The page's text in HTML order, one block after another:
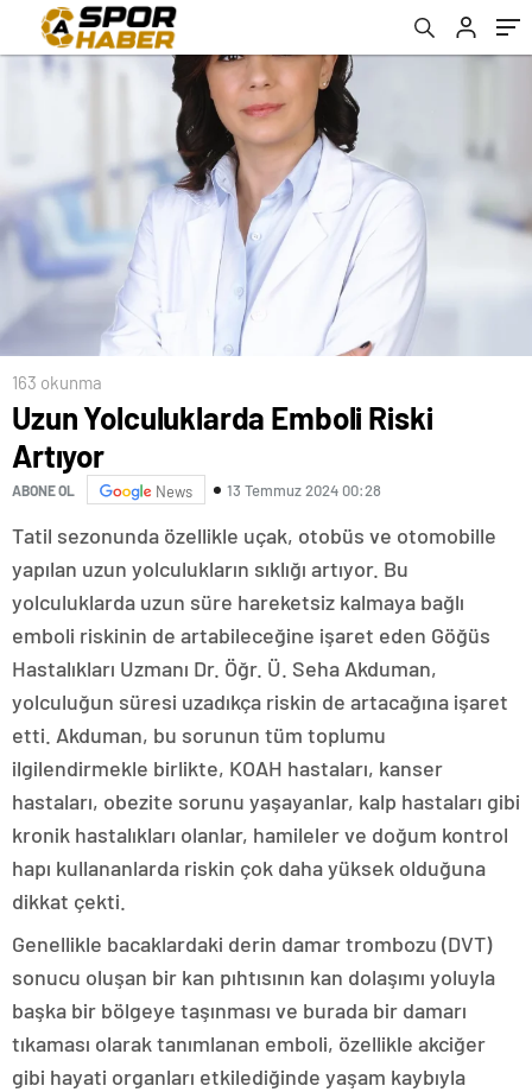
163 okunma
Uzun Yolculuklarda Emboli Riski
Artıyor
ABONE OL News 13 Temmuz 2024 00:28
Tatil sezonunda özellikle uçak, otobüs ve otomobille
yapılan uzun yolculukların sıklığı artıyor. Bu
yolculuklarda uzun süre hareketsiz kalmaya bağlı
emboli riskinin de artabileceğine işaret eden Göğüs
Hastalıkları Uzmanı Dr. Öğr. Ü. Seha Akduman,
yolculuğun süresi uzadıkça riskin de artacağına işaret
etti. Akduman, bu sorunun tüm toplumu
ilgilendirmekle birlikte, KOAH hastaları, kanser
hastaları, obezite sorunu yaşayanlar, kalp hastaları gibi
kronik hastalıkları olanlar, hamileler ve doğum kontrol
hapı kullananlarda riskin çok daha yüksek olduğuna
dikkat çekti.
Genellikle bacaklardaki derin damar trombozu (DVT)
sonucu oluşan bir kan pıhtısının kan dolaşımı yoluyla
başka bir bölgeye taşınması ve burada bir damarı
tıkaması olarak tanımlanan emboli, özellikle akciğer
gibi hayati organları etkilediğinde yaşam kaybıyla